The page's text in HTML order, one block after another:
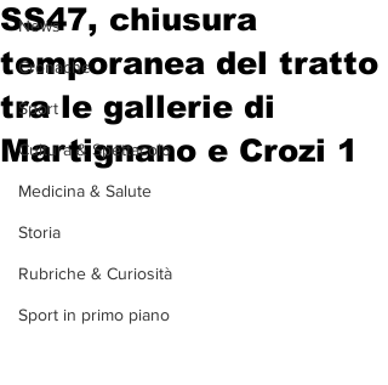
News
Cronache
Sport
Cultura & Spettacolo
Medicina & Salute
Storia
Rubriche & Curiosità
Sport in primo piano
SS47, chiusura
temporanea del tratto
tra le gallerie di
Martignano e Crozi 1